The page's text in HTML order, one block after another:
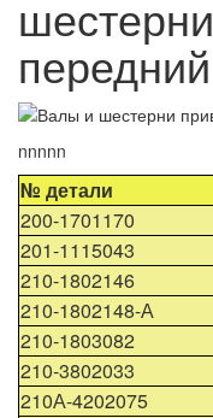
nnnnn
№ детали
200-1701170
201-1115043
210-1802146
210-1802148-А
210-1803082
210-3802033
210А-4202075